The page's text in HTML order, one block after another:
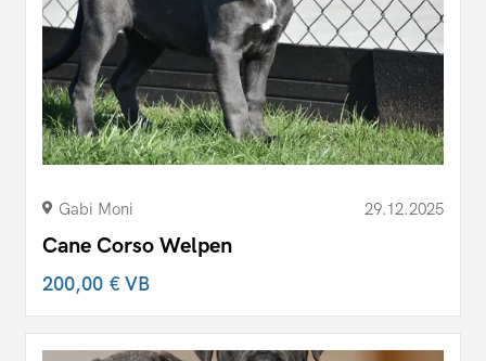
Gabi Moni 29.12.2025
Cane Corso Welpen
200,00 €VB